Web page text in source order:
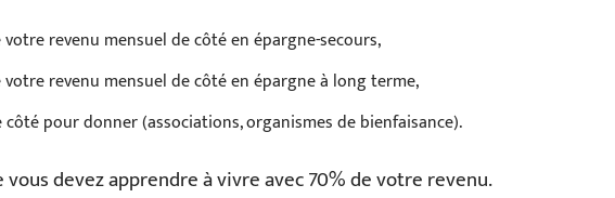
votre revenu mensuel de côté en épargne-secours,
votre revenu mensuel de côté en épargne à long terme,
côté pour donner (associations, organismes de bienfaisance).
vous devez apprendre à vivre avec 70% de votre revenu.